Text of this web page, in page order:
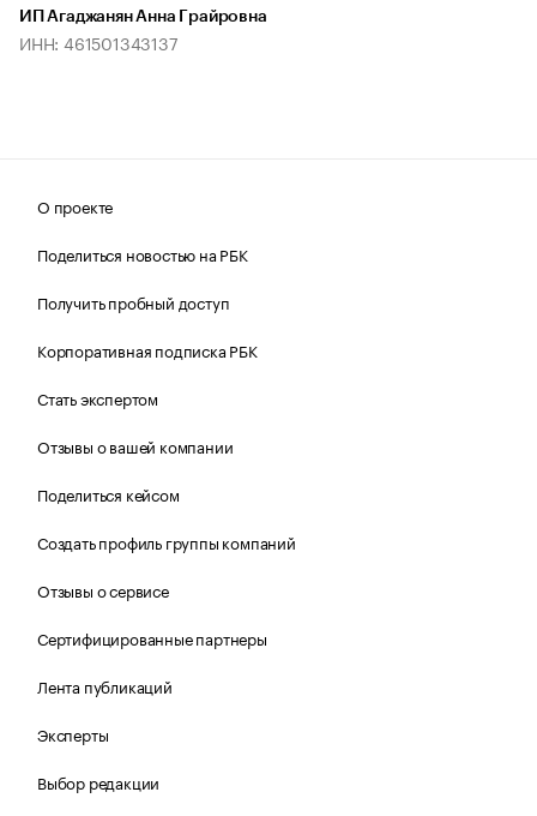
ИП Агаджанян Анна Грайровна
ИНН: 461501343137
О проекте
Поделиться новостью на РБК
Получить пробный доступ
Корпоративная подписка РБК
Стать экспертом
Отзывы о вашей компании
Поделиться кейсом
Создать профиль группы компаний
Отзывы о сервисе
Сертифицированные партнеры
Лента публикаций
Эксперты
Выбор редакции